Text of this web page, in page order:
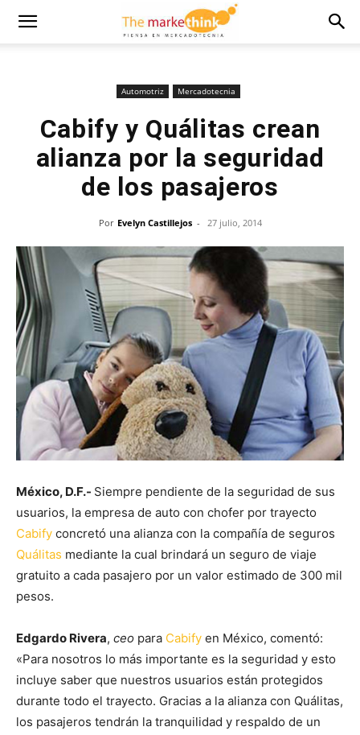
Automotriz Mercadotecnia
Cabify y Quálitas crean
alianza por la seguridad
de los pasajeros
Por Evelyn Castillejos - 27 julio, 2014
México, D.F.- Siempre pendiente de la seguridad de sus
usuarios, la empresa de auto con chofer por trayecto
Cabify concretó una alianza con la compañía de seguros
Quálitas mediante la cual brindará un seguro de viaje
gratuito a cada pasajero por un valor estimado de 300 mil
pesos.
Edgardo Rivera, ceo para Cabify en México, comentó:
«Para nosotros lo más importante es la seguridad y esto
incluye saber que nuestros usuarios están protegidos
durante todo el trayecto. Gracias a la alianza con Quálitas,
los pasajeros tendrán la tranquilidad y respaldo de un